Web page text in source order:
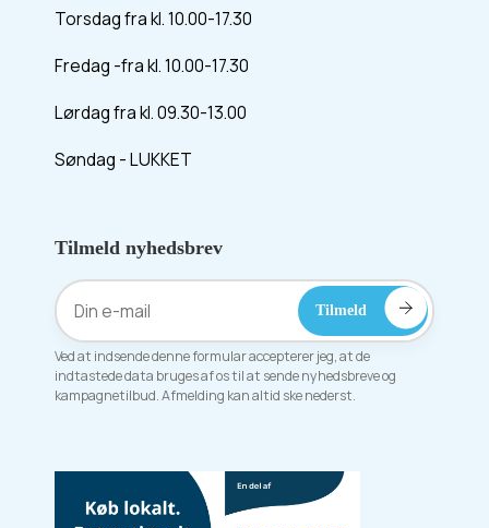
Torsdag fra kl. 10.00-17.30
Fredag -fra kl. 10.00-17.30
Lørdag fra kl. 09.30-13.00
Søndag - LUKKET
Tilmeld nyhedsbrev
Ved at indsende denne formular accepterer jeg, at de
indtastede data bruges af os til at sende nyhedsbreve og
kampagnetilbud. Afmelding kan altid ske nederst.